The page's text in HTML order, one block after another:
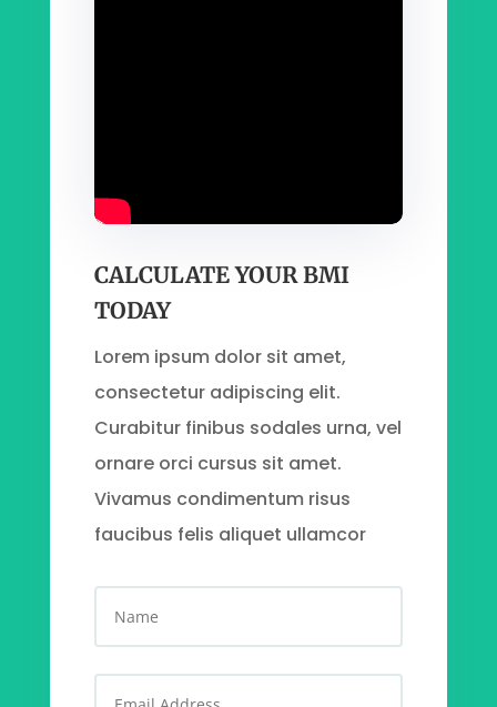
CALCULATE YOUR BMI
TODAY
Lorem ipsum dolor sit amet,
consectetur adipiscing elit.
Curabitur finibus sodales urna, vel
ornare orci cursus sit amet.
Vivamus condimentum risus
faucibus felis aliquet ullamcor